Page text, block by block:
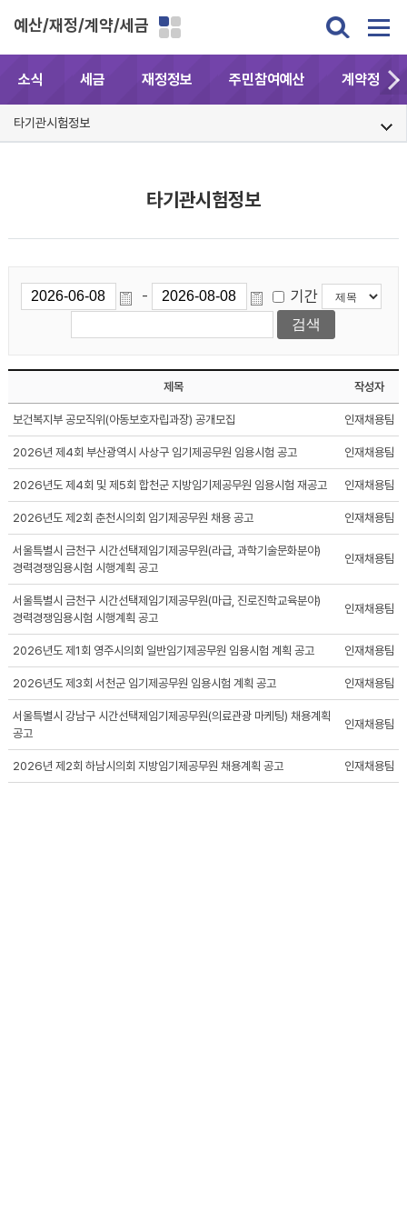
예산/재정/계약/세금
소식 세금 재정정보 주민참여예산 계약정보
타기관시험정보
타기관시험정보
- 기간
제목 작성자
보건복지부 공모직위(아동보호자립과장) 공개모집 인재채용팀
2026년 제4회 부산광역시 사상구 임기제공무원 임용시험 공고 인재채용팀
2026년도 제4회 및 제5회 합천군 지방임기제공무원 임용시험 재공고 인재채용팀
2026년도 제2회 춘천시의회 임기제공무원 채용 공고 인재채용팀
서울특별시 금천구 시간선택제임기제공무원(라급, 과학기술문화분야)
경력경쟁임용시험 시행계획 공고
인재채용팀
서울특별시 금천구 시간선택제임기제공무원(마급, 진로진학교육분야)
경력경쟁임용시험 시행계획 공고
인재채용팀
2026년도 제1회 영주시의회 일반임기제공무원 임용시험 계획 공고 인재채용팀
2026년도 제3회 서천군 임기제공무원 임용시험 계획 공고 인재채용팀
서울특별시 강남구 시간선택제임기제공무원(의료관광 마케팅) 채용계획
공고
인재채용팀
2026년 제2회 하남시의회 지방임기제공무원 채용계획 공고 인재채용팀